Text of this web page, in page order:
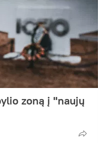
zoną į "naujų